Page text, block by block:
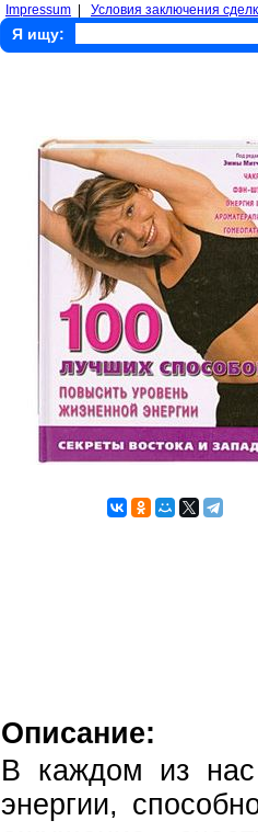
Impressum Условия заключения
Я ищу:
Описание:
В каждом из нас
энергии,